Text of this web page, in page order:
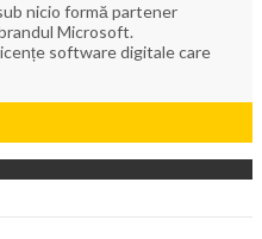
nicio formă partener
Microsoft.
software digitale care